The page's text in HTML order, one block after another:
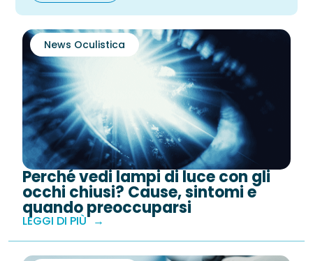
Perché vedi lampi di luce con gli
occhi chiusi? Cause, sintomi e
quando preoccuparsi
News Oculistica
LEGGI DI PIÙ